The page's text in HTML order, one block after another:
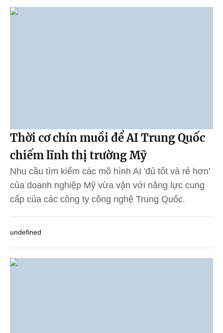
Thời cơ chín muồi để AI Trung Quốc
chiếm lĩnh thị trường Mỹ
Nhu cầu tìm kiếm các mô hình AI 'đủ tốt và rẻ hơn'
của doanh nghiệp Mỹ vừa vặn với năng lực cung
cấp của các công ty công nghệ Trung Quốc.
undefined